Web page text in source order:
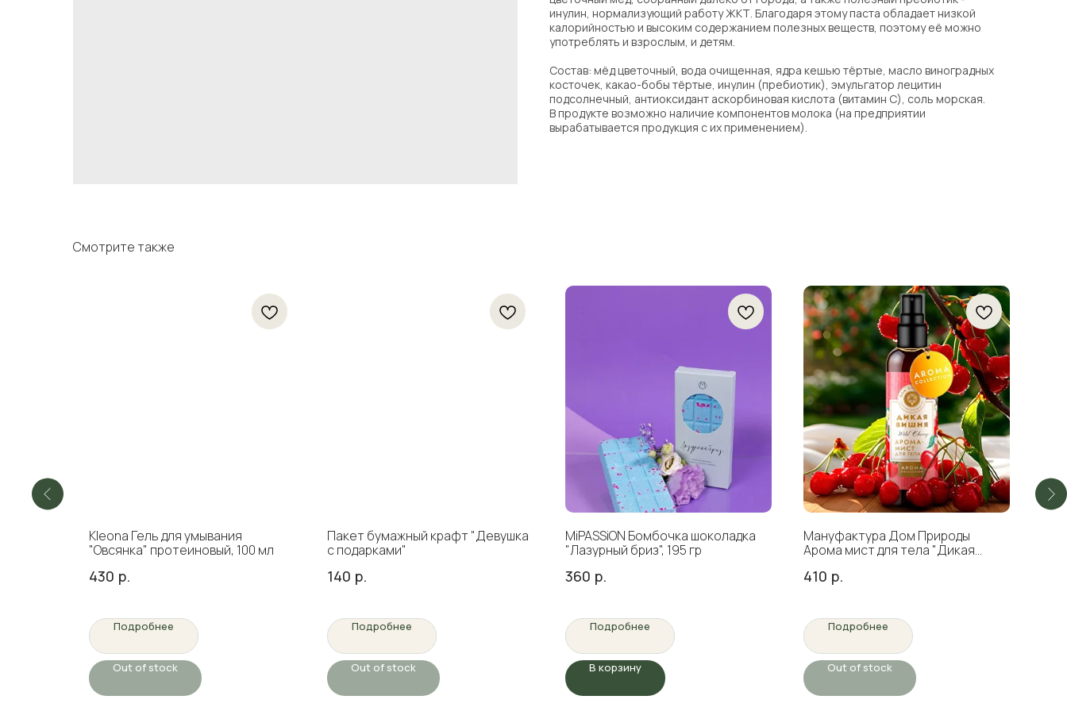
инулин, нормализующий работу ЖКТ. Благодаря этому паста обладает низкой
калорийностью и высоким содержанием полезных веществ, поэтому её можно
употреблять и взрослым, и детям.
Состав: мёд цветочный, вода очищенная, ядра кешью тёртые, масло виноградных
косточек, какао-бобы тёртые, инулин (пребиотик), эмульгатор лецитин
подсолнечный, антиоксидант аскорбиновая кислота (витамин С), соль морская.
В продукте возможно наличие компонентов молока (на предприятии
вырабатывается продукция с их применением).
Смотрите также
Kleona Гель для умывания
"Овсянка" протеиновый, 100 мл
430 р.
Подробнее
Out of stock
Пакет бумажный крафт "Девушка
с подарками"
140 р.
Подробнее
Out of stock
MiPASSiON Бомбочка шоколадка
"Лазурный бриз", 195 гр
360 р.
Подробнее
В корзину
Мануфактура Дом Природы
Арома мист для тела "Дикая
410 р.
Подробнее
Out of stock